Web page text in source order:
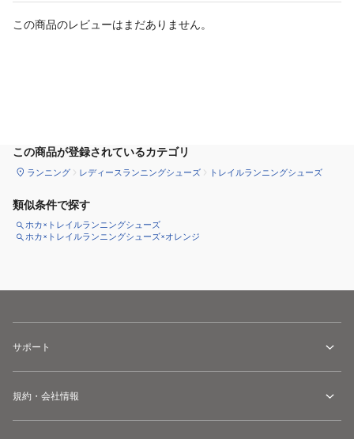
この商品のレビューはまだありません。
この商品が登録されているカテゴリ
ランニング レディースランニングシューズ トレイルランニングシューズ
類似条件で探す
ホカ×トレイルランニングシューズ
ホカ×トレイルランニングシューズ×オレンジ
サポート
規約・会社情報